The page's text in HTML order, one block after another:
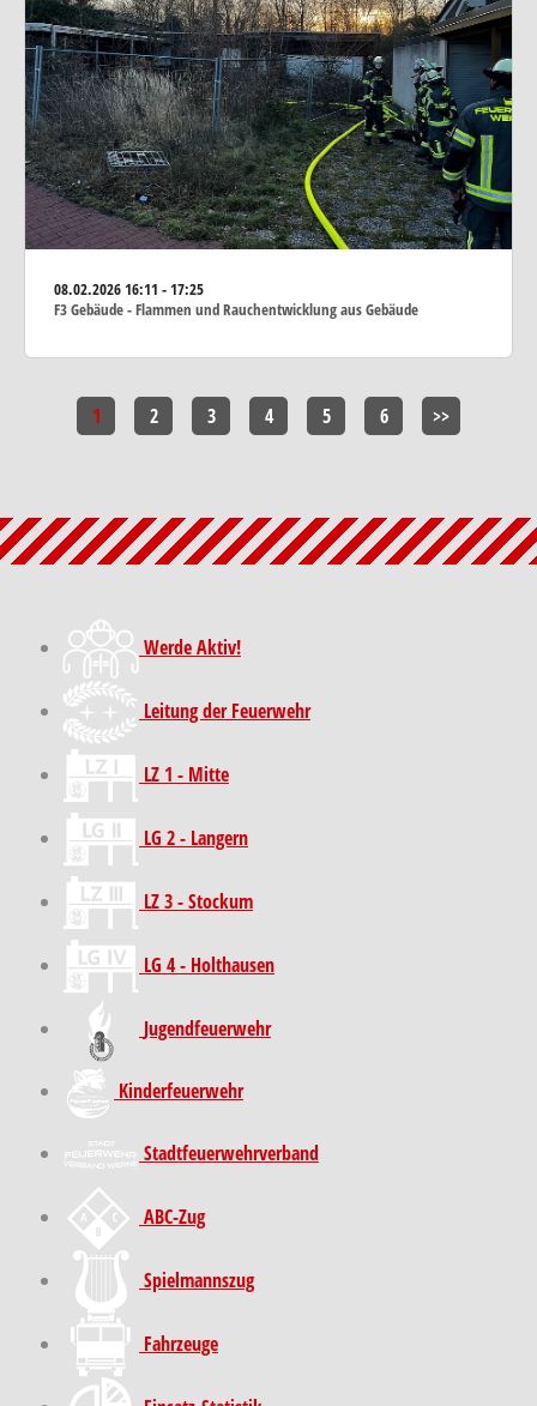
08.02.202616:11 - 17:25
F3 Gebäude - Flammen und Rauchentwicklung aus Gebäude
1 2 3 4 5 6 >>
Werde Aktiv!
Leitung der Feuerwehr
LZ 1 - Mitte
LG 2 - Langern
LZ 3 - Stockum
LG 4 - Holthausen
Jugendfeuerwehr
Kinder­feuer­wehr
Stadt­feuer­wehr­verband
ABC-Zug
Spielmannszug
Fahrzeuge